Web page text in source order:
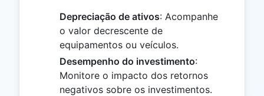
Depreciação de ativos: Acompanhe
o valor decrescente de
equipamentos ou veículos.
Desempenho do investimento:
Monitore o impacto dos retornos
negativos sobre os investimentos.